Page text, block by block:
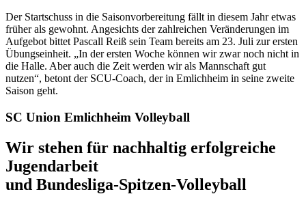
Der Startschuss in die Saisonvorbereitung fällt in diesem Jahr etwas
früher als gewohnt. Angesichts der zahlreichen Veränderungen im
Aufgebot bittet Pascall Reiß sein Team bereits am 23. Juli zur ersten
Übungseinheit. „In der ersten Woche können wir zwar noch nicht in
die Halle. Aber auch die Zeit werden wir als Mannschaft gut
nutzen“, betont der SCU-Coach, der in Emlichheim in seine zweite
Saison geht.
SC Union Emlichheim Volleyball
Wir stehen für nachhaltig erfolgreiche
Jugendarbeit
und Bundesliga-Spitzen-Volleyball